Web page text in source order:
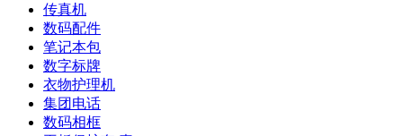
传真机
数码配件
笔记本包
数字标牌
衣物护理机
集团电话
数码相框